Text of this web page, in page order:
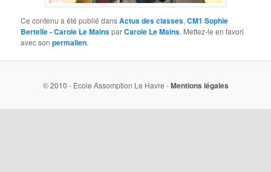
Ce contenu a été publié dansActus des classes,CM1 Sophie
Bertelle - Carole Le MainsparCarole Le Mains. Mettez-le en favori
avec sonpermalien.
© 2010 - Ecole Assomption Le Havre -Mentions légales